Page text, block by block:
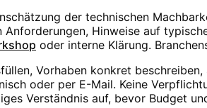
der technischen
Hinweise auf
oder interne Klärung.
Vorhaben konkret
oder per E-Mail. Keine
Verständnis auf, bevor Budget